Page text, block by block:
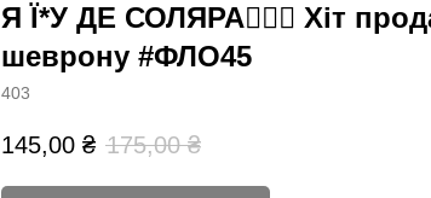
Я Ї*У ДЕ СОЛЯРА🤷🏻‍♂️ Хіт
шеврону #ФЛО45
403
145,00 ₴ 175,00 ₴